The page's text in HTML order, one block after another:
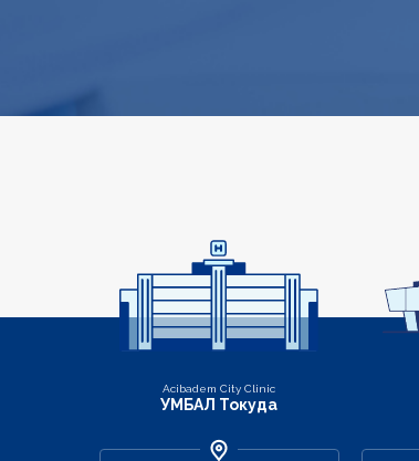
Контакти
Acibadem City Clinic
УМБАЛ Токуда